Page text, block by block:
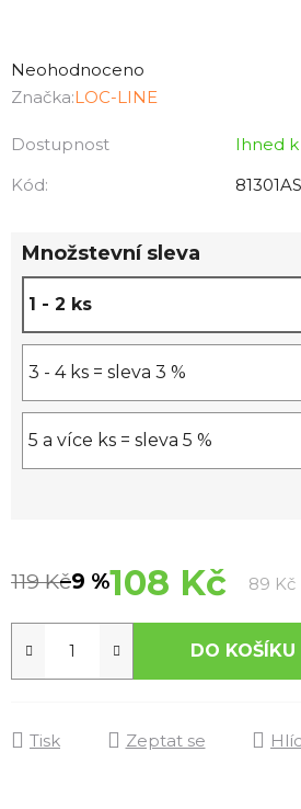
hodnocení
produktu
0,0
z
Neohodnoceno
Značka:LOC-LINE
Dostupnost
Ihned
Kód:
81301AS
Množstevní sleva
1 - 2 ks
3 - 4 ks = sleva 3 %
5 a více ks = sleva 5 %
119 Kč–9 %108 Kč 89 Kč
DO KOŠÍKU
Tisk Zeptat se